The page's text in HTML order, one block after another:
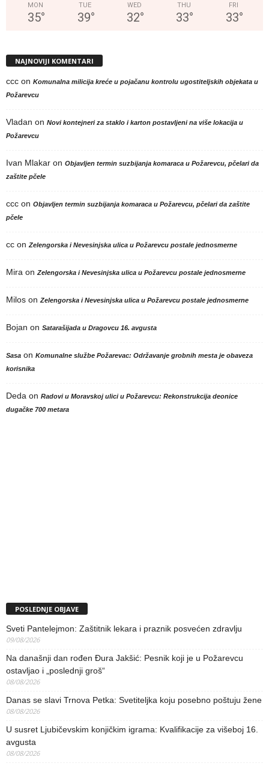
MON
35°
TUE
39°
WED
32°
THU
33°
FRI
33°
NAJNOVIJI KOMENTARI
ccc on Komunalna milicija kreće u pojačanu kontrolu ugostiteljskih objekata u
Požarevcu
Vladan on Novi kontejneri za staklo i karton postavljeni na više lokacija u
Požarevcu
Ivan Mlakar on Objavljen termin suzbijanja komaraca u Požarevcu, pčelari da
zaštite pčele
ccc on Objavljen termin suzbijanja komaraca u Požarevcu, pčelari da zaštite
pčele
cc on Zelengorska i Nevesinjska ulica u Požarevcu postale jednosmerne
Mira on Zelengorska i Nevesinjska ulica u Požarevcu postale jednosmerne
Milos on Zelengorska i Nevesinjska ulica u Požarevcu postale jednosmerne
Bojan on Satarašijada u Dragovcu 16. avgusta
Sasa on Komunalne službe Požarevac: Održavanje grobnih mesta je obaveza
korisnika
Deda on Radovi u Moravskoj ulici u Požarevcu: Rekonstrukcija deonice
dugačke 700 metara
POSLEDNJE OBJAVE
Sveti Pantelejmon: Zaštitnik lekara i praznik posvećen zdravlju
09/08/2026
Na današnji dan rođen Đura Jakšić: Pesnik koji je u Požarevcu
ostavljao i „poslednji groš“
08/08/2026
Danas se slavi Trnova Petka: Svetiteljka koju posebno poštuju žene
08/08/2026
U susret Ljubičevskim konjičkim igrama: Kvalifikacije za višeboj 16.
avgusta
08/08/2026